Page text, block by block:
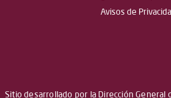
Avisos de
Sitio desarrollado por la Dirección General